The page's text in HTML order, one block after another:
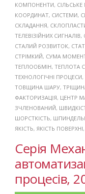
КОМПОНЕНТИ,
КООРДИНАТ, СИСТЕМИ,
СКЛАДАННЯ,
ТЕЛЕВІЗІЙНИХ СИГНАЛІВ,
СТАЛИЙ РОЗВИТОК,
СТРІМКИЙ, СУМА
ТЕПЛООБМІН, ТЕПЛОТА
ТЕХНОЛОГІЧНІ ПРОЦЕСИ,
ТОВЩИНА ШАРУ,
ФАКТОРИЗАЦІЯ, ЦЕНТР
ЗЧЛЕНОВАНИЙ,
ШОРСТКІСТЬ,
ЯКІСТЬ, ЯКІСТЬ ПОВЕРХНІ,
Серія
процесів,